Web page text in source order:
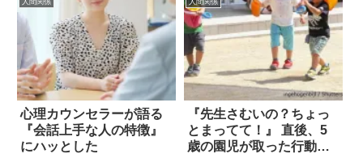
心理カウンセラーが語る
『会話上手な人の特徴』
にハッとした
『先生さむいの？ちょっ
とまってて！』 直後、5
歳の園児が取った行動に